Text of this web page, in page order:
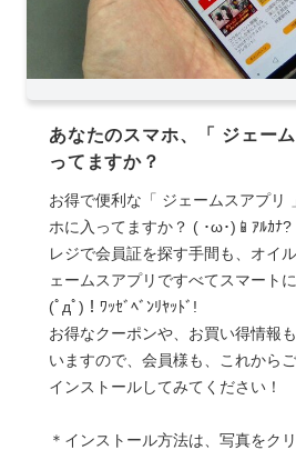
あなたのスマホ、「 ジェー
ってますか？
お得で便利な「 ジェームスアプリ
ホに入ってますか？ ( ･ω･)📱ｱﾙｶﾅ?
レジで会員証を探す手間も、オイ
ェームスアプリですべてスマー
(ﾟдﾟ)！ﾜｯｾﾞﾍﾞﾝﾘﾔｯﾄﾞ!
お得なクーポンや、お買い得情報
いますので、会員様も、これから
インストールしてみてください！
＊インストール方法は、写真をク